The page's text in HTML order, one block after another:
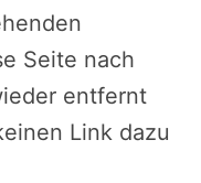
Seite nach
entfernt
Link dazu